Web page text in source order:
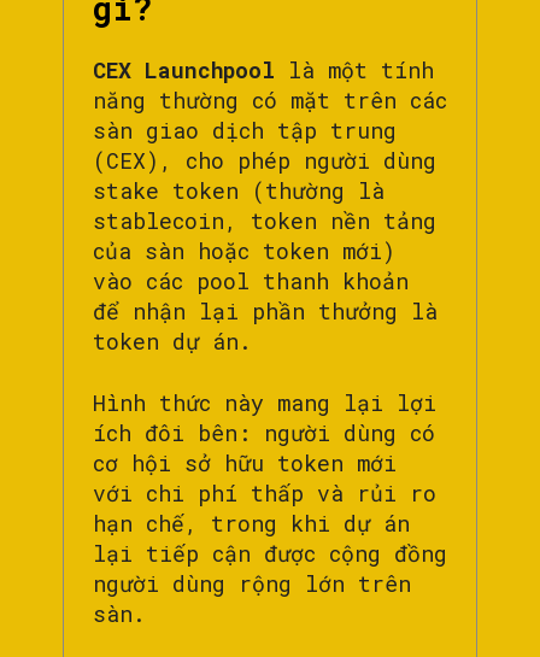
CEX Launchpool là một tính
năng thường có mặt trên các
sàn giao dịch tập trung
(CEX), cho phép người dùng
stake token (thường là
stablecoin, token nền tảng
của sàn hoặc token mới)
vào các pool thanh khoản
để nhận lại phần thưởng là
token dự án.
Hình thức này mang lại lợi
ích đôi bên: người dùng có
cơ hội sở hữu token mới
với chi phí thấp và rủi ro
hạn chế, trong khi dự án
lại tiếp cận được cộng đồng
người dùng rộng lớn trên
sàn.